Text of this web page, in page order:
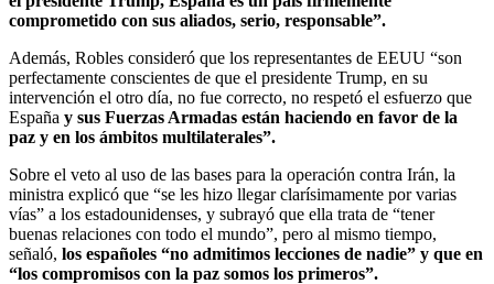
comprometido con sus aliados, serio, responsable”.
Además, Robles consideró que los representantes de EEUU “son
perfectamente conscientes de que el presidente Trump, en su
intervención el otro día, no fue correcto, no respetó el esfuerzo que
España y sus Fuerzas Armadas están haciendo en favor de la
paz y en los ámbitos multilaterales”.
Sobre el veto al uso de las bases para la operación contra Irán, la
ministra explicó que “se les hizo llegar clarísimamente por varias
vías” a los estadounidenses, y subrayó que ella trata de “tener
buenas relaciones con todo el mundo”, pero al mismo tiempo,
señaló, los españoles “no admitimos lecciones de nadie” y que en
“los compromisos con la paz somos los primeros”.